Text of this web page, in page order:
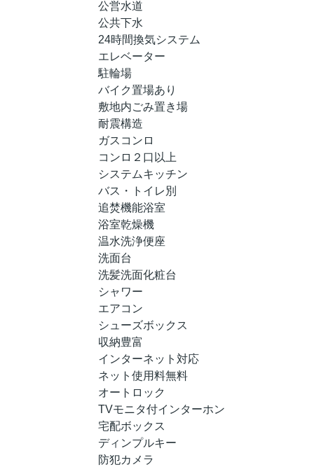
公営水道
公共下水
24時間換気システム
エレベーター
駐輪場
バイク置場あり
敷地内ごみ置き場
耐震構造
ガスコンロ
コンロ２口以上
システムキッチン
バス・トイレ別
追焚機能浴室
浴室乾燥機
温水洗浄便座
洗面台
洗髪洗面化粧台
シャワー
エアコン
シューズボックス
収納豊富
インターネット対応
ネット使用料無料
オートロック
TVモニタ付インターホン
宅配ボックス
ディンプルキー
防犯カメラ